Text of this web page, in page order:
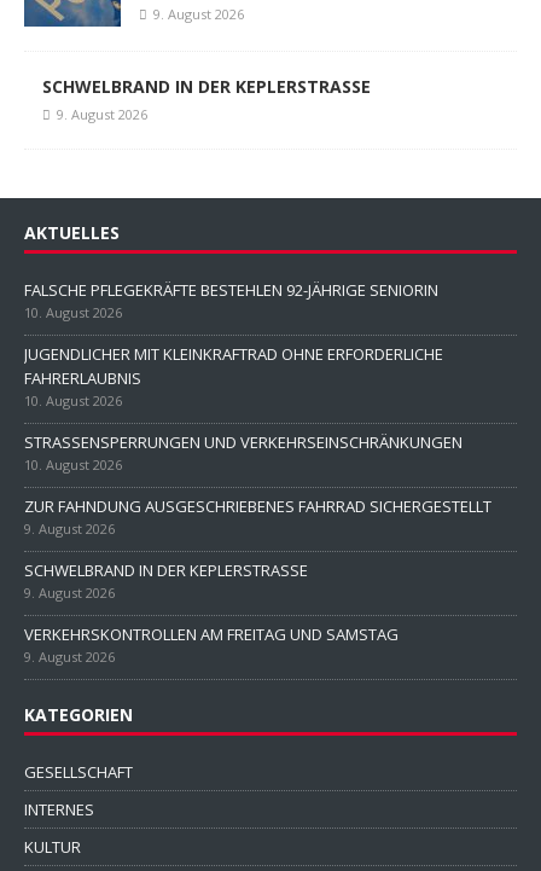
9. August 2026
SCHWELBRAND IN DER KEPLERSTRASSE
9. August 2026
AKTUELLES
FALSCHE PFLEGEKRÄFTE BESTEHLEN 92-JÄHRIGE SENIORIN
10. August 2026
JUGENDLICHER MIT KLEINKRAFTRAD OHNE ERFORDERLICHE
FAHRERLAUBNIS
10. August 2026
STRASSENSPERRUNGEN UND VERKEHRSEINSCHRÄNKUNGEN
10. August 2026
ZUR FAHNDUNG AUSGESCHRIEBENES FAHRRAD SICHERGESTELLT
9. August 2026
SCHWELBRAND IN DER KEPLERSTRASSE
9. August 2026
VERKEHRSKONTROLLEN AM FREITAG UND SAMSTAG
9. August 2026
KATEGORIEN
GESELLSCHAFT
INTERNES
KULTUR